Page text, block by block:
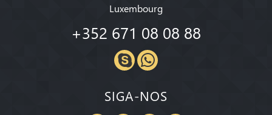
Luxembourg
+352 671 08 08 88
SIGA-NOS